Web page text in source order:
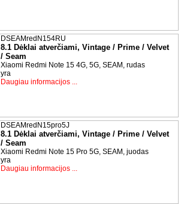
DSEAMredN154RU
8.1 Dėklai atverčiami, Vintage / Prime / Velvet
/ Seam
Xiaomi Redmi Note 15 4G, 5G, SEAM, rudas
yra
Daugiau informacijos ...
DSEAMredN15pro5J
8.1 Dėklai atverčiami, Vintage / Prime / Velvet
/ Seam
Xiaomi Redmi Note 15 Pro 5G, SEAM, juodas
yra
Daugiau informacijos ...